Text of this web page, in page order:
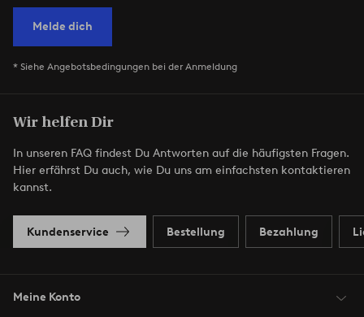
Melde dich
* Siehe Angebotsbedingungen bei der Anmeldung
Wir helfen Dir
In unseren FAQ findest Du Antworten auf die häufigsten Fragen.
Hier erfährst Du auch, wie Du uns am einfachsten kontaktieren
kannst.
Kundenservice Bestellung Bezahlung
Meine Konto